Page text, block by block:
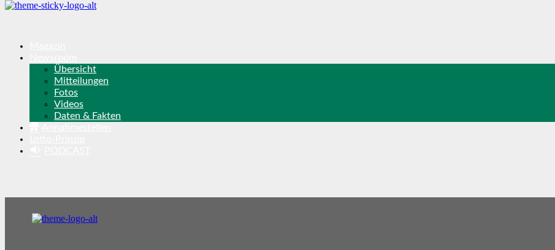
Übersicht
Mitteilungen
Fotos
Videos
Daten & Fakten